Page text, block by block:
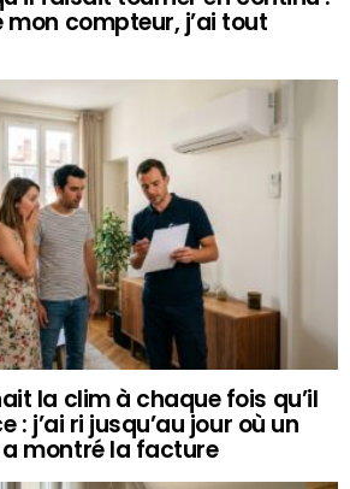
mon compteur, j’ai tout
la clim à chaque fois qu’il
: j’ai ri jusqu’au jour où un
montré la facture